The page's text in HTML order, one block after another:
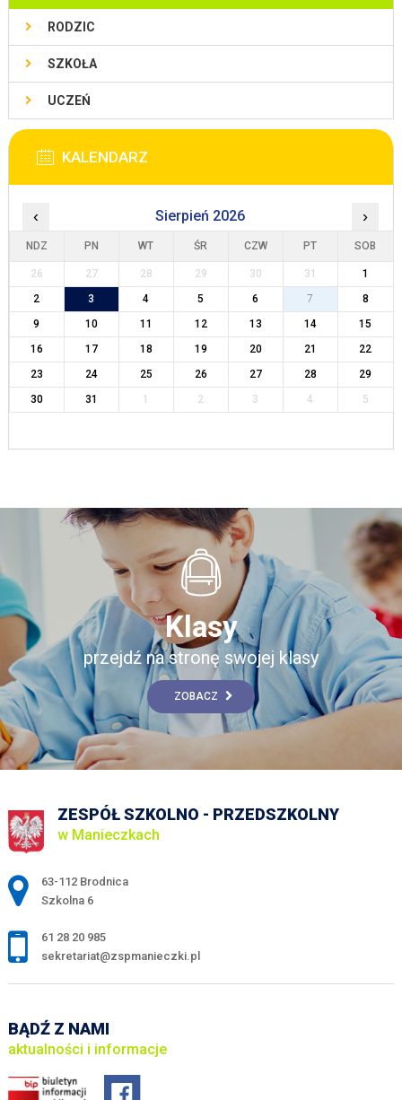
RODZIC
SZKOŁA
UCZEŃ
KALENDARZ
‹ Sierpień 2026 ›
NDZ PN WT ŚR CZW PT SOB
26 27 28 29 30 31
1
2
3 4 5 6 7
8
9
10 11 12 13 14
15
16
17 18 19 20 21
22
23
24 25 26 27 28
29
30
31 1 2 3 4 5
Klasy
przejdź na stronę swojej klasy
ZOBACZ
ZESPÓŁ SZKOLNO - PRZEDSZKOLNY
w Manieczkach
Adres pocztowy:
63-112 Brodnica
Szkolna 6
61 28 20 985
sekretariat@zspmanieczki.pl
BĄDŹ Z NAMI
aktualności i informacje